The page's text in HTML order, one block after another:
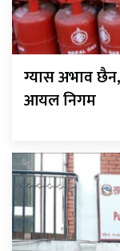
ग्यास अभाव
आयल निगम